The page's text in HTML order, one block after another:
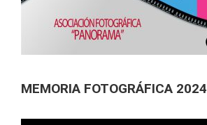
MEMORIA FOTOGRÁFICA 2024